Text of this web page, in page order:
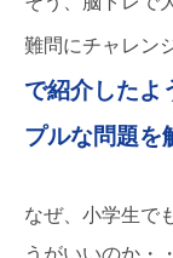
難問にチャレン
で紹介したよ
プルな問題を
なぜ、小学生で